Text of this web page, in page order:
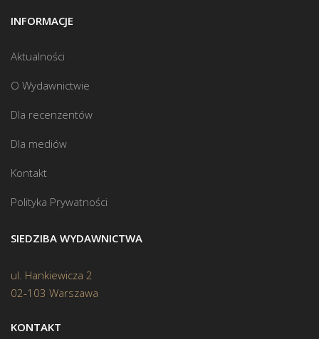
INFORMACJE
Aktualności
O Wydawnictwie
Dla recenzentów
Dla mediów
Kontakt
Polityka Prywatności
SIEDZIBA WYDAWNICTWA
ul. Hankiewicza 2
02-103 Warszawa
KONTAKT